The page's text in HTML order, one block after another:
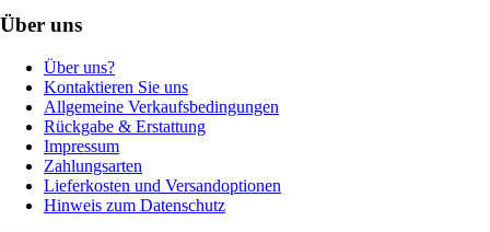
Über uns
Über uns?
Kontaktieren Sie uns
Allgemeine Verkaufsbedingungen
Rückgabe & Erstattung
Impressum
Zahlungsarten
Lieferkosten und Versandoptionen
Hinweis zum Datenschutz